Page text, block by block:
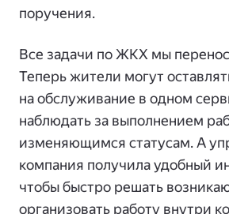
поручения.
Все задачи по ЖКХ мы
Теперь жители могут
на обслуживание в одном
наблюдать за выполнением
изменяющимся статусам. А
компания получила удобный
чтобы быстро решать
организовать работу внутри